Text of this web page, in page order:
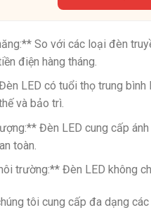
So với các loại đèn
điện hàng tháng.
LED có tuổi thọ trung
và bảo trì.
Đèn LED cung cấp
toàn.
trường:** Đèn LED không
tôi cung cấp đa dạng